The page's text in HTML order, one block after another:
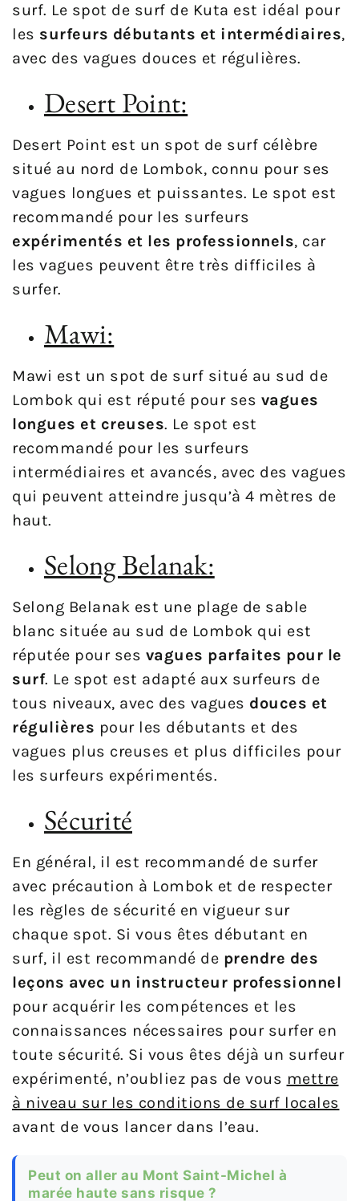
surf. Le spot de surf de Kuta est idéal pour
les surfeurs débutants et intermédiaires,
avec des vagues douces et régulières.
Desert Point:
Desert Point est un spot de surf célèbre
situé au nord de Lombok, connu pour ses
vagues longues et puissantes. Le spot est
recommandé pour les surfeurs
expérimentés et les professionnels, car
les vagues peuvent être très difficiles à
surfer.
Mawi:
Mawi est un spot de surf situé au sud de
Lombok qui est réputé pour ses vagues
longues et creuses. Le spot est
recommandé pour les surfeurs
intermédiaires et avancés, avec des vagues
qui peuvent atteindre jusqu’à 4 mètres de
haut.
Selong Belanak:
Selong Belanak est une plage de sable
blanc située au sud de Lombok qui est
réputée pour ses vagues parfaites pour le
surf. Le spot est adapté aux surfeurs de
tous niveaux, avec des vagues douces et
régulières pour les débutants et des
vagues plus creuses et plus difficiles pour
les surfeurs expérimentés.
Sécurité
En général, il est recommandé de surfer
avec précaution à Lombok et de respecter
les règles de sécurité en vigueur sur
chaque spot. Si vous êtes débutant en
surf, il est recommandé de prendre des
leçons avec un instructeur professionnel
pour acquérir les compétences et les
connaissances nécessaires pour surfer en
toute sécurité. Si vous êtes déjà un surfeur
expérimenté, n’oubliez pas de vous mettre
à niveau sur les conditions de surf locales
avant de vous lancer dans l’eau.
Peut on aller au Mont Saint-Michel à
marée haute sans risque ?